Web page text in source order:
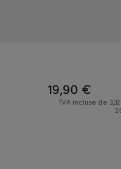
19,90 €
TVA incluse de